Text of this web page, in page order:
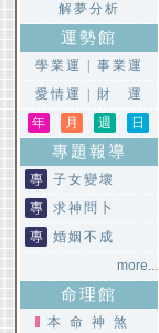
解夢分析
運勢館
學業運
事業運
愛情運
財 運
年
月 週 日
專題報導
專
子女變壞
專
求神問卜
專
婚姻不成
more...
命理館
本命神煞